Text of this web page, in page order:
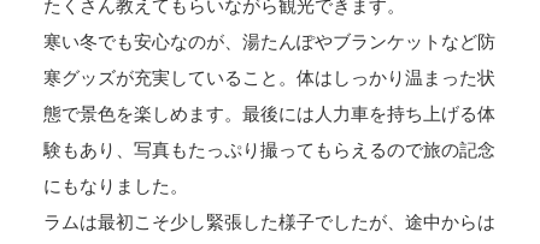
たくさん教えてもらいながら観光できます。
寒い冬でも安心なのが、湯たんぽやブランケットなど防
寒グッズが充実していること。体はしっかり温まった状
態で景色を楽しめます。最後には人力車を持ち上げる体
験もあり、写真もたっぷり撮ってもらえるので旅の記念
にもなりました。
ラムは最初こそ少し緊張した様子でしたが、途中からは